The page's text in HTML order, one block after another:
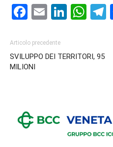
Facebook
Email
Articolo precedente
SVILUPPO DEI TERRITORI, 95
MILIONI